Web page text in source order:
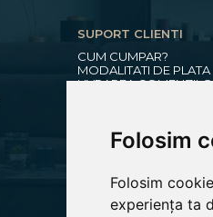
Folosim
Folosim
experiența ta
SUPORT CLIENTI
CUM CUMPAR?
MODALITATI DE PLATA
LIVRAREA
REGULAMENT